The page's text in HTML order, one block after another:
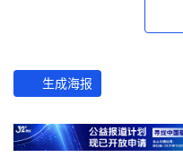
数
据
生成海报